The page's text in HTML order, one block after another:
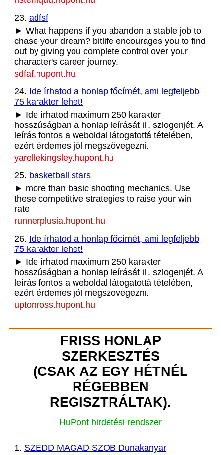
23. adfsf
► What happens if you abandon a stable job to
chase your dream? bitlife encourages you to find
out by giving you complete control over your
character's career journey.
sdfaf.hupont.hu
24. Ide írhatod a honlap főcímét, ami legfeljebb
75 karakter lehet!
► Ide írhatod maximum 250 karakter
hosszúságban a honlap leírását ill. szlogenjét. A
leírás fontos a weboldal látogatottá tételében,
ezért érdemes jól megszövegezni.
yarellekingsley.hupont.hu
25. basketball stars
► more than basic shooting mechanics. Use
these competitive strategies to raise your win
rate
runnerplusia.hupont.hu
26. Ide írhatod a honlap főcímét, ami legfeljebb
75 karakter lehet!
► Ide írhatod maximum 250 karakter
hosszúságban a honlap leírását ill. szlogenjét. A
leírás fontos a weboldal látogatottá tételében,
ezért érdemes jól megszövegezni.
uptonross.hupont.hu
FRISS HONLAP
SZERKESZTÉS
(CSAK AZ EGY HÉTNÉL
RÉGEBBEN
REGISZTRÁLTAK).
HuPont hirdetési rendszer
1. SZEDD MAGAD SZOB Dunakanyar